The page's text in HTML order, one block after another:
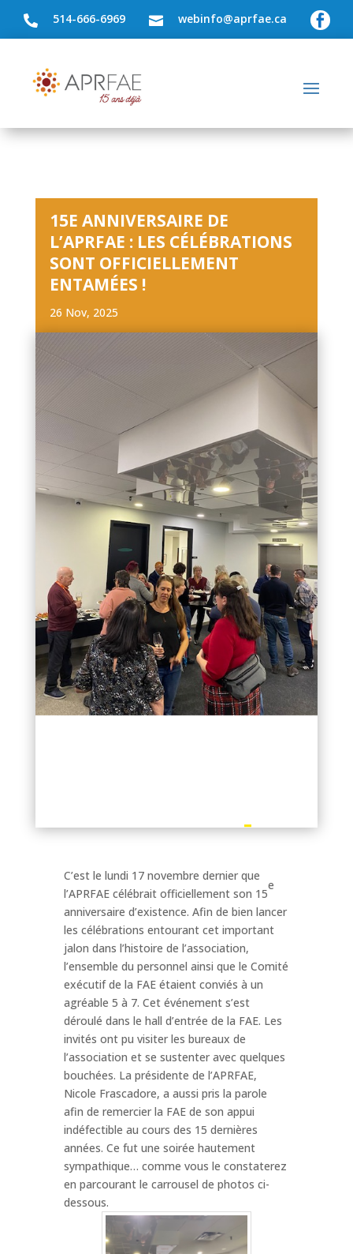
 514-666-6969  webinfo@aprfae.ca 
15E ANNIVERSAIRE DE
L’APRFAE : LES CÉLÉBRATIONS
SONT OFFICIELLEMENT
ENTAMÉES !
26 Nov, 2025
C’est le lundi 17 novembre dernier que
l’APRFAE célébrait officiellement son 15
e
anniversaire d’existence. Afin de bien lancer
les célébrations entourant cet important
jalon dans l’histoire de l’association,
l’ensemble du personnel ainsi que le Comité
exécutif de la FAE étaient conviés à un
agréable 5 à 7. Cet événement s’est
déroulé dans le hall d’entrée de la FAE. Les
invités ont pu visiter les bureaux de
l’association et se sustenter avec quelques
bouchées. La présidente de l’APRFAE,
Nicole Frascadore, a aussi pris la parole
afin de remercier la FAE de son appui
indéfectible au cours des 15 dernières
années. Ce fut une soirée hautement
sympathique… comme vous le constaterez
en parcourant le carrousel de photos ci-
dessous.